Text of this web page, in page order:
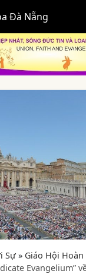
Đà Nẵng
Sự » Giáo Hội Hoàn
Evangelium”